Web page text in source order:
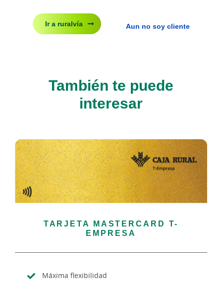
Ir a ruralvía Aun no soy cliente
También te puede
interesar
TARJETA MASTERCARD T-
EMPRESA
Máxima flexibilidad